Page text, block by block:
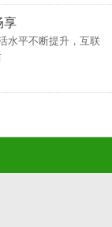
享
水平不断提升，互联